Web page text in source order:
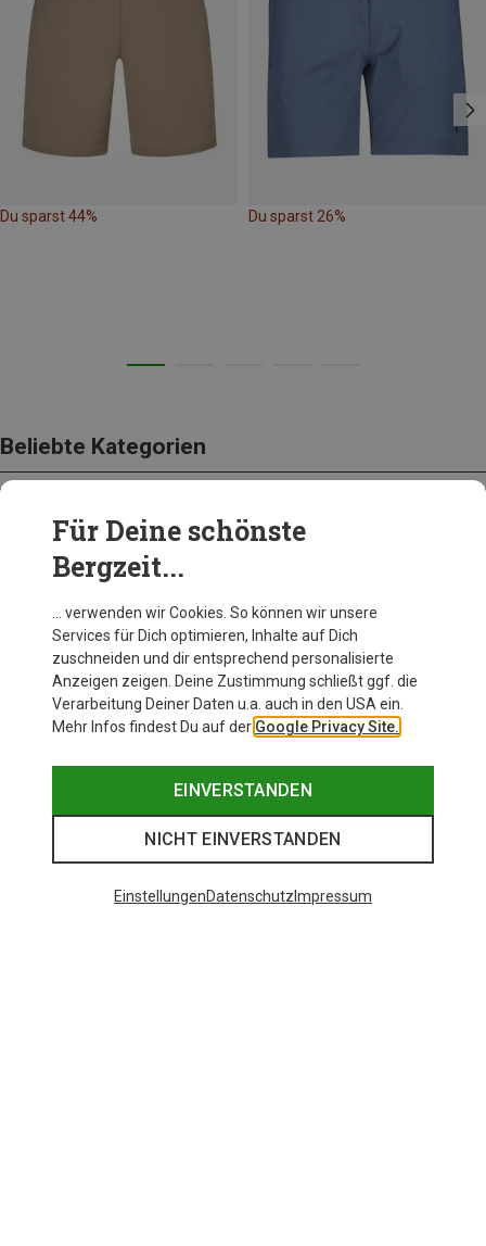
Du sparst 44% Du sparst 26%
Beliebte Kategorien
AUSRÜSTUNG
Für Deine schönste
Bergzeit...
… verwenden wir Cookies. So können wir unsere
Services für Dich optimieren, Inhalte auf Dich
zuschneiden und dir entsprechend personalisierte
Anzeigen zeigen. Deine Zustimmung schließt ggf. die
Verarbeitung Deiner Daten u.a. auch in den USA ein.
Mehr Infos findest Du auf der Google Privacy Site.
EINVERSTANDEN
NICHT EINVERSTANDEN
EinstellungenDatenschutz Impressum